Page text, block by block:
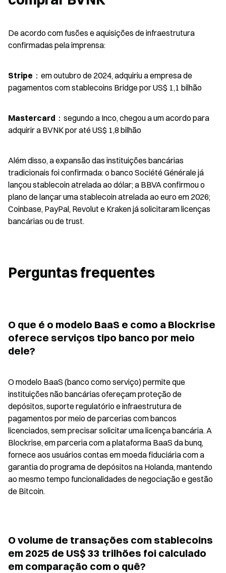
De acordo com fusões e aquisições de infraestrutura
confirmadas pela imprensa:
Stripe ：em outubro de 2024, adquiriu a empresa de
pagamentos com stablecoins Bridge por US$ 1,1 bilhão
Mastercard ：segundo a Inco, chegou a um acordo para
adquirir a BVNK por até US$ 1,8 bilhão
Além disso, a expansão das instituições bancárias
tradicionais foi confirmada: o banco Société Générale já
lançou stablecoin atrelada ao dólar; a BBVA confirmou o
plano de lançar uma stablecoin atrelada ao euro em 2026;
Coinbase, PayPal, Revolut e Kraken já solicitaram licenças
bancárias ou de trust.
Perguntas frequentes
O que é o modelo BaaS e como a Blockrise
oferece serviços tipo banco por meio
dele?
O modelo BaaS (banco como serviço) permite que
instituições não bancárias ofereçam proteção de
depósitos, suporte regulatório e infraestrutura de
pagamentos por meio de parcerias com bancos
licenciados, sem precisar solicitar uma licença bancária. A
Blockrise, em parceria com a plataforma BaaS da bunq,
fornece aos usuários contas em moeda fiduciária com a
garantia do programa de depósitos na Holanda, mantendo
ao mesmo tempo funcionalidades de negociação e gestão
de Bitcoin.
O volume de transações com stablecoins
em 2025 de US$ 33 trilhões foi calculado
em comparação com o quê?